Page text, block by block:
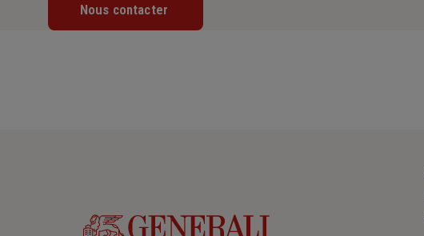
Mardi : 09h – 12h / 14h – 18h
Nous contacter